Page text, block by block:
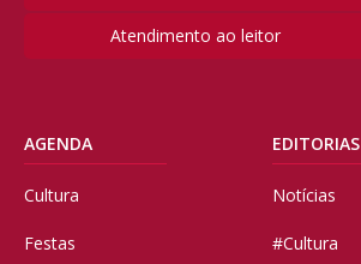
Atendimento ao leitor
AGENDA
Cultura
Festas
EDITORIAS
Notícias
#Cultura